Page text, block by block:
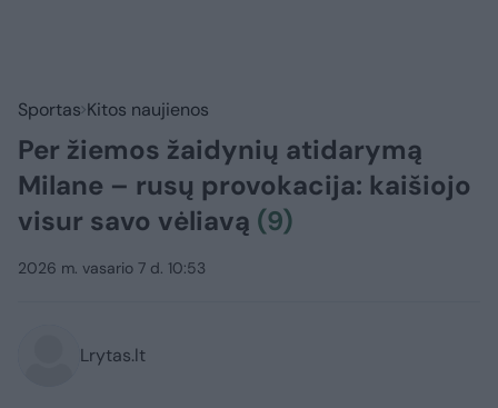
Sportas Kitos naujienos
Per žiemos žaidynių atidarymą
Milane – rusų provokacija: kaišiojo
visur savo vėliavą (9)
2026 m. vasario 7 d. 10:53
Lrytas.lt